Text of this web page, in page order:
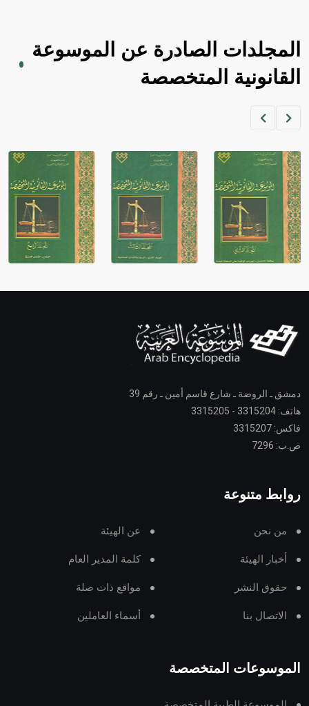
المجلدات الصادرة عن الموسوعة
القانونية المتخصصة
دمشق ـ الروضة ـ شارع قاسم أمين ـ رقم 39
هاتف: 3315204 - 3315205
فاكس: 3315207
ص.ب: 7296
روابط متنوعة
من نحن عن الهيئة
أخبار الهيئة كلمة المدير العام
حقوق النشر مواقع ذات صلة
الاتصال بنا أسماء العاملين
الموسوعات المتخصصة